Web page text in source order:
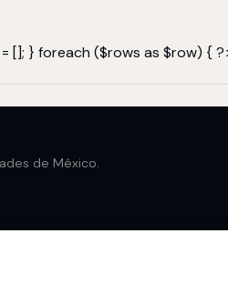
[]; } foreach ($rows as $row) {
de México.